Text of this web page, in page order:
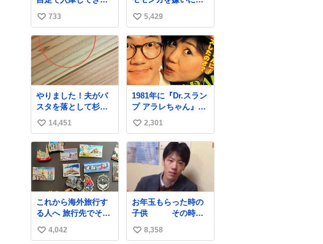
お客さん バーストし
たならその場で動か
ないで助け呼んで下
さい😰 保険にロード
サービス付いてて金
銭負担も無いんです
から これで走ると、
壊さなくていい所ま
で壊しちゃいますか
ら 実際、外装ダメー
ジ、ABSセンサ断
線、ブレーキホース
も傷入っちゃってま
す…
い
い
ね
数
733
った人へ それでも
愛される理由と可能
性 kai-
you.net/article/9618
6 『映画ちいかわ 人
魚の島のひみつ』を3
回観て、原作も追っ
ている筆者が、モモ
ンガの名誉回復を試
みようとする記事で
す。ちいかわ初心者
向けです🖊
い
い
ね
数
5,429
やりました！夫がパ
スタを落として杉床
ぼこぼこしました！
よかったーーー！フ
ァーストぼこぼこ自
分じゃなくて！これ
で第二波いつでもい
けます！！！✌️いや
ーほっとした！ 杉床
を採用しようとして
いる方々へ忠告で
す。杉床は乾燥パス
タに負けます。豆腐
くらいやわやわで
い
い
ね
数
14,451
1981年に『Dr.スラン
プ アラレちゃん』が
放映開始された直後
の鳥山明さんと、小
山茉美さんです。
い
い
ね
2,301
これから海外旅行す
る人へ 旅行先でその
国や都市を象徴する
マグネットを買って
い
4,042
お年玉もらった時の
子供 その時の
親
い
8,358